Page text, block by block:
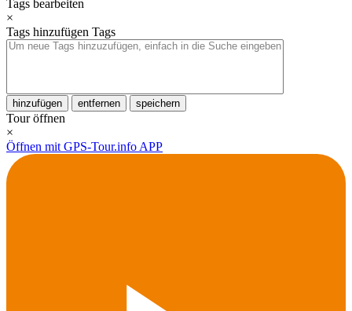
Tags bearbeiten
×
Tags hinzufügen Tags
hinzufügen entfernen speichern
Tour öffnen
×
Öffnen mit GPS-Tour.info APP